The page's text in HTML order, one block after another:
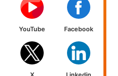
YouTube Facebook